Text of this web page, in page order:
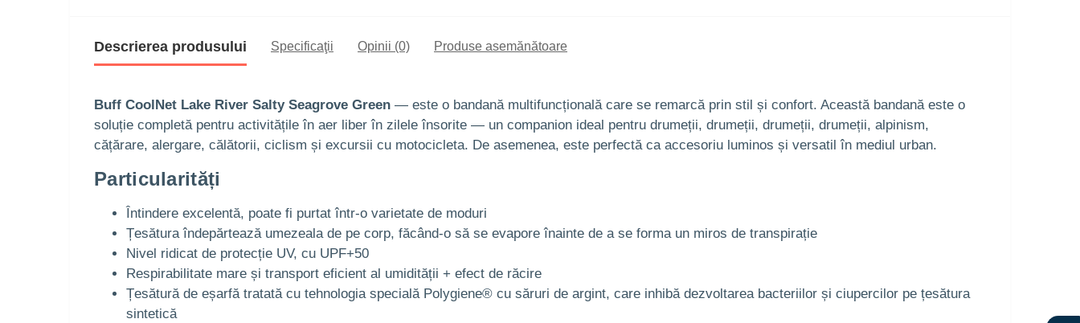
Descrierea produsului Specificaţii Opinii (0) Produse asemănătoare
Buff CoolNet Lake River Salty Seagrove Green — este o bandană multifuncțională care se remarcă prin stil și confort. Această bandană este o
soluție completă pentru activitățile în aer liber în zilele însorite — un companion ideal pentru drumeții, drumeții, drumeții, drumeții, alpinism,
cățărare, alergare, călătorii, ciclism și excursii cu motocicleta. De asemenea, este perfectă ca accesoriu luminos și versatil în mediul urban.
Particularități
Întindere excelentă, poate fi purtat într-o varietate de moduri
Țesătura îndepărtează umezeala de pe corp, făcând-o să se evapore înainte de a se forma un miros de transpirație
Nivel ridicat de protecție UV, cu UPF+50
Respirabilitate mare și transport eficient al umidității + efect de răcire
Țesătură de eșarfă tratată cu tehnologia specială Polygiene® cu săruri de argint, care inhibă dezvoltarea bacteriilor și ciupercilor pe țesătura
sintetică